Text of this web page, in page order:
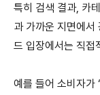
특히 검색 결과, 카
과 가까운 지면에서
드 입장에서는 직접
예를 들어 소비자가